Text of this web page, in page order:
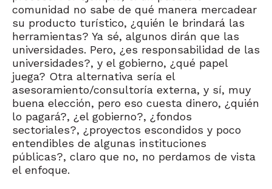
comunidad no sabe de qué manera mercadear
su producto turístico, ¿quién le brindará las
herramientas? Ya sé, algunos dirán que las
universidades. Pero, ¿es responsabilidad de las
universidades?, y el gobierno, ¿qué papel
juega? Otra alternativa sería el
asesoramiento/consultoría externa, y sí, muy
buena elección, pero eso cuesta dinero, ¿quién
lo pagará?, ¿el gobierno?, ¿fondos
sectoriales?, ¿proyectos escondidos y poco
entendibles de algunas instituciones
públicas?, claro que no, no perdamos de vista
el enfoque.